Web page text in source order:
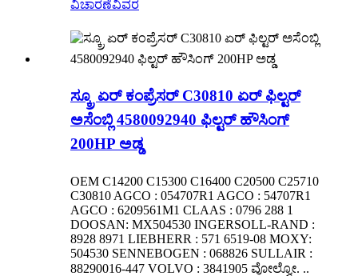
ವಿಚಾರಣೆವಿವರ
ಸ್ಕ್ರೂ ಏರ್ ಕಂಪ್ರೆಸರ್ C30810 ಏರ್ ಫಿಲ್ಟರ್
ಅಸೆಂಬ್ಲಿ 4580092940 ಫಿಲ್ಟರ್ ಹೌಸಿಂಗ್
200HP ಅಡ್ಡ
OEM C14200 C15300 C16400 C20500 C25710
C30810 AGCO : 054707R1 AGCO : 54707R1
AGCO : 6209561M1 CLAAS : 0796 288 1
DOOSAN: MX504530 INGERSOLL-RAND :
8928 8971 LIEBHERR : 571 6519-08 MOXY:
504530 SENNEBOGEN : 068826 SULLAIR :
88290016-447 VOLVO : 3841905 ವೋಲ್ವೋ. ..